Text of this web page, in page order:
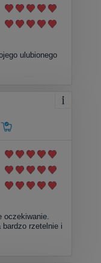
ulubionego
oczekiwanie.
rzetelnie i